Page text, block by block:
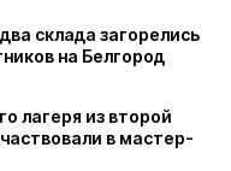
склада загорелись
на Белгород
лагеря из второй
в мастер-